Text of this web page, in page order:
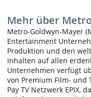
Mehr über
Metro-Goldwyn-Mayer
Entertainment
Produktion und den
Inhalten auf allen
Unternehmen verfügt
von Premium Film- und
Pay TV Netzwerk EPIX,